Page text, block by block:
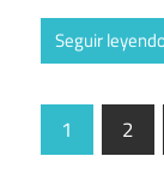
Seguir
1 2